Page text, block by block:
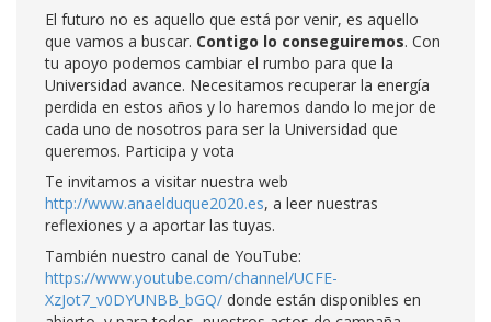
El futuro no es aquello que está por venir, es aquello
que vamos a buscar. Contigo lo conseguiremos. Con
tu apoyo podemos cambiar el rumbo para que la
Universidad avance. Necesitamos recuperar la energía
perdida en estos años y lo haremos dando lo mejor de
cada uno de nosotros para ser la Universidad que
queremos. Participa y vota
Te invitamos a visitar nuestra web
http://www.anaelduque2020.es, a leer nuestras
reflexiones y a aportar las tuyas.
También nuestro canal de YouTube:
https://www.youtube.com/channel/UCFE-
XzJot7_v0DYUNBB_bGQ/ donde están disponibles en